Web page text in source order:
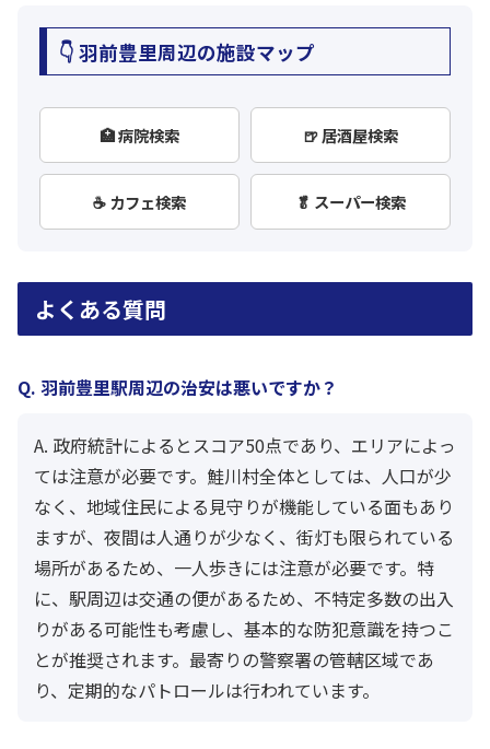
👇 羽前豊里周辺の施設マップ
🏥 病院検索 🍺 居酒屋検索
☕ カフェ検索 🥬 スーパー検索
よくある質問
Q. 羽前豊里駅周辺の治安は悪いですか？
A. 政府統計によるとスコア50点であり、エリアによっ
ては注意が必要です。鮭川村全体としては、人口が少
なく、地域住民による見守りが機能している面もあり
ますが、夜間は人通りが少なく、街灯も限られている
場所があるため、一人歩きには注意が必要です。特
に、駅周辺は交通の便があるため、不特定多数の出入
りがある可能性も考慮し、基本的な防犯意識を持つこ
とが推奨されます。最寄りの警察署の管轄区域であ
り、定期的なパトロールは行われています。